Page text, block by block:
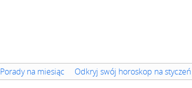
Porady na miesiąc Odkryj swój horoskop na